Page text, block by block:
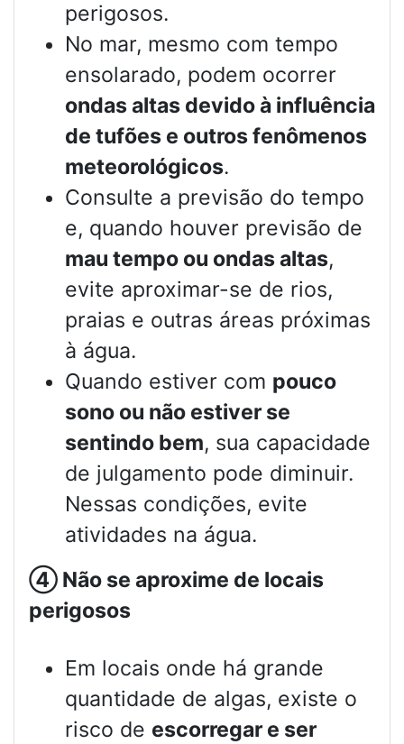
perigosos.
No mar, mesmo com tempo
ensolarado, podem ocorrer
ondas altas devido à influência
de tufões e outros fenômenos
meteorológicos.
Consulte a previsão do tempo
e, quando houver previsão de
mau tempo ou ondas altas,
evite aproximar-se de rios,
praias e outras áreas próximas
à água.
Quando estiver com pouco
sono ou não estiver se
sentindo bem, sua capacidade
de julgamento pode diminuir.
Nessas condições, evite
atividades na água.
④ Não se aproxime de locais
perigosos
Em locais onde há grande
quantidade de algas, existe o
risco de escorregar e ser